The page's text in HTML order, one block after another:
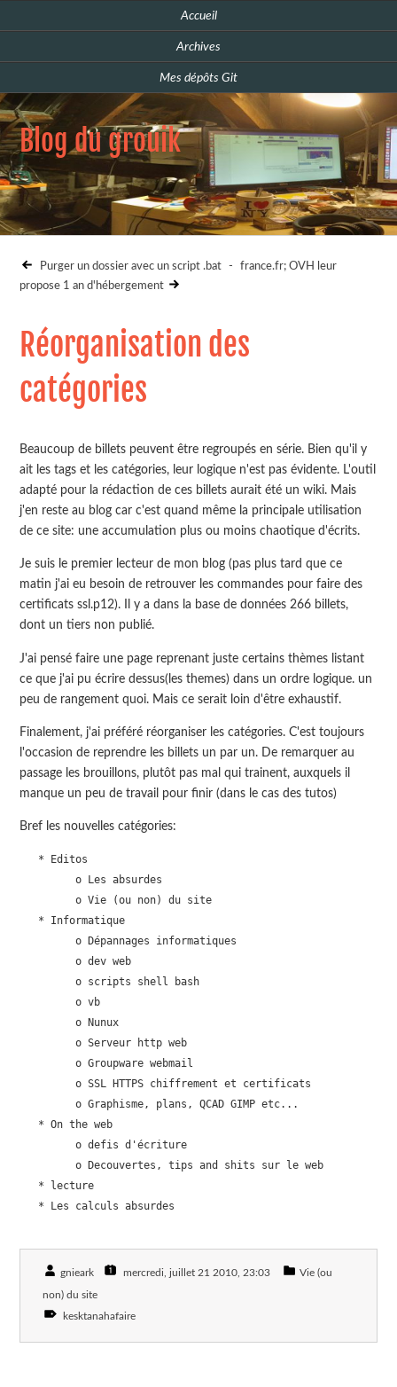
Accueil
Archives
Mes dépôts Git
Blog du grouik
Purger un dossier avec un script .bat -
france.fr; OVH leur
propose 1 an d'hébergement
Réorganisation des
catégories
Beaucoup de billets peuvent être regroupés en série. Bien qu'il y
ait les tags et les catégories, leur logique n'est pas évidente. L'outil
adapté pour la rédaction de ces billets aurait été un wiki. Mais
j'en reste au blog car c'est quand même la principale utilisation
de ce site: une accumulation plus ou moins chaotique d'écrits.
Je suis le premier lecteur de mon blog (pas plus tard que ce
matin j'ai eu besoin de retrouver les commandes pour faire des
certificats ssl.p12). Il y a dans la base de données 266 billets,
dont un tiers non publié.
J'ai pensé faire une page reprenant juste certains thèmes listant
ce que j'ai pu écrire dessus(les themes) dans un ordre logique. un
peu de rangement quoi. Mais ce serait loin d'être exhaustif.
Finalement, j'ai préféré réorganiser les catégories. C'est toujours
l'occasion de reprendre les billets un par un. De remarquer au
passage les brouillons, plutôt pas mal qui trainent, auxquels il
manque un peu de travail pour finir (dans le cas des tutos)
Bref les nouvelles catégories:
   * Editos
         o Les absurdes
         o Vie (ou non) du site
   * Informatique
         o Dépannages informatiques
         o dev web
         o scripts shell bash
         o vb
         o Nunux
         o Serveur http web
         o Groupware webmail
         o SSL HTTPS chiffrement et certificats
         o Graphisme, plans, QCAD GIMP etc...
   * On the web
         o defis d'écriture
         o Decouvertes, tips and shits sur le web
   * lecture
   * Les calculs absurdes
gnieark mercredi, juillet 21 2010, 23:03 Vie (ou
non) du site
kesktanahafaire